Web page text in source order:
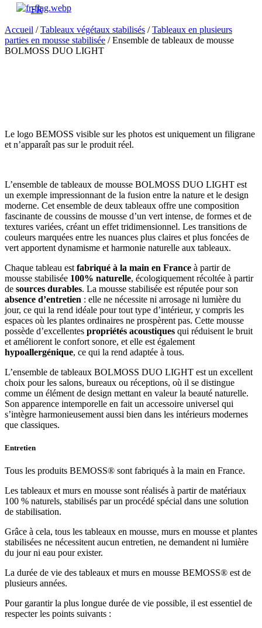
FR
Accueil /Tableaux végétaux stabilisés /Tableaux en plusieurs
parties en mousse stabilisée / Ensemble de tableaux de mousse
BOLMOSS DUO LIGHT
Le logo BEMOSS visible sur les photos est uniquement un filigrane
et n’apparaît pas sur le produit réel.
L’ensemble de tableaux de mousse BOLMOSS DUO LIGHT est
un exemple impressionnant de la fusion entre la nature et le design
moderne. Cet ensemble de deux tableaux offre une composition
fascinante de coussins de mousse d’un vert intense, de formes et de
textures variées, créant un effet tridimensionnel. Les transitions de
couleurs marquées entre les nuances plus claires et plus foncées de
vert apportent dynamisme et harmonie naturelle aux tableaux.
Chaque tableau est fabriqué à la main en France à partir de
mousse stabilisée 100% naturelle, écologiquement récoltée à partir
de sources durables. La mousse stabilisée est réputée pour son
absence d’entretien : elle ne nécessite ni arrosage ni lumière du
jour, ce qui la rend idéale pour tout type d’intérieur, y compris les
espaces où les plantes ordinaires ne prospèrent pas. Cette mousse
possède d’excellentes propriétés acoustiques qui réduisent le bruit
et améliorent le confort sonore, et elle est également
hypoallergénique, ce qui la rend adaptée à tous.
L’ensemble de tableaux BOLMOSS DUO LIGHT est un excellent
choix pour les salons, bureaux ou réceptions, où il se distingue
comme un élément de design mettant en valeur la beauté naturelle.
Son apparence intemporelle en fait un accessoire universel qui
s’intègre harmonieusement aussi bien dans les intérieurs modernes
que classiques.
Entretien
Tous les produits BEMOSS® sont fabriqués à la main en France.
Les tableaux et murs en mousse sont réalisés à partir de matériaux
100 % naturels, stabilisés par un procédé spécial dans une solution
de stabilisation.
Grâce à cela, tous les tableaux en mousse, murs en mousse et plantes
stabilisées ne nécessitent aucun entretien, ne demandent ni lumière
du jour ni eau pour exister.
La durée de vie des tableaux et murs en mousse BEMOSS® est de
plusieurs années.
Pour garantir la plus longue durée de vie possible, il est essentiel de
respecter les points suivants :